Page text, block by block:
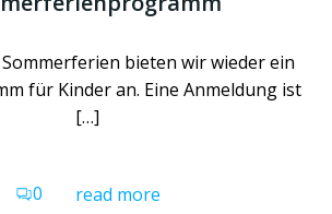
bieten wir wieder ein
für Kinder an. Eine Anmeldung ist
[…]
0 read more